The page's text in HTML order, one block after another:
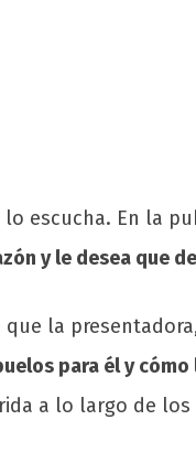
escucha. En la
y le desea que
que la
para él y cómo
a lo largo de los